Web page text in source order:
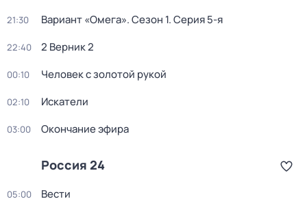
21:30 Вариант «Омега». Сезон 1. Серия 5-я
22:40 2 Верник 2
00:10 Человек с золотой рукой
02:10 Искатели
03:00 Окончание эфира
Россия 24
05:00 Вести